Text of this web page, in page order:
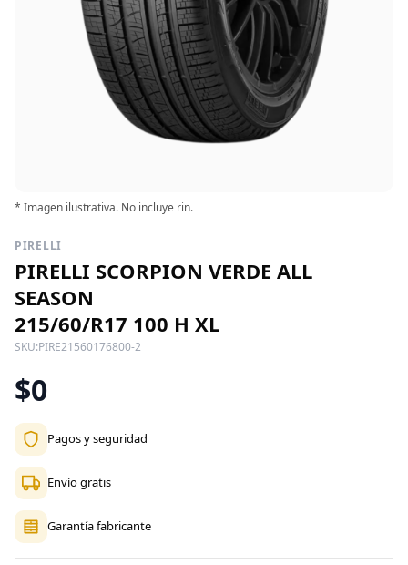
* Imagen ilustrativa. No incluye rin.
PIRELLI
PIRELLI SCORPION VERDE ALL
SEASON
215/60/R17 100 H XL
SKU:PIRE21560176800-2
$0
Pagos y seguridad
Envío gratis
Garantía fabricante